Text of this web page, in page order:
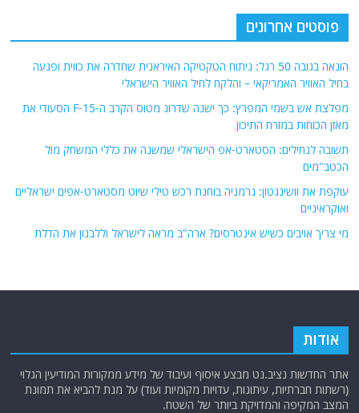
פוסטים אחרונים
הונאה בגובה 50 רגל: ניתוח הטקטיקה האיראנית שחדרה את כווית ופגעה
בחיל האוויר האמריקאי – והלקח לחיל האוויר הישראלי
מפלצת אש בשמי המפרץ: כך ישנה שדרוג מטוס הקרב ה-F-15 הסעודי את
מאזן הכוחות במזרח התיכון
תשובה לנחילים: הסטארט-אפ הישראלי שמשנה את כללי המשחק מול
הכטב"מים
עוקפת את וושינגטון: גרמניה בוחנת רכש טילי שיוט מסטארט-אפים ישראליים
ואוקראיניים
מי צריך אויבים כשיש אינטרסים? ארה"ב מראה לישראל וללבנון את הדלת
אודות
אתר החדשות נציב.נט מבצע איסוף ועיבוד של מידע ממקורות המודיעין הגלוי
(רשתות חברתיות, עיתונות, עדויות מקומיות ועוד) על מנת להביא את תמונת
המצב המקיפה והמדויקת ביותר של השטח.